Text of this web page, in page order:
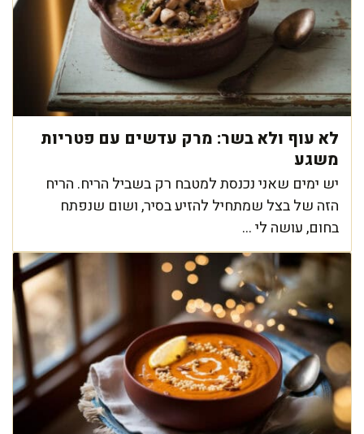
לא עוף ולא בשר: מרק עדשים עם פטריות
משגע
יש ימים שאני נכנסת למטבח רק בשביל הריח. הריח
הזה של בצל שמתחיל להזיע בסיר, ושום שנפתח
בחום, עושה לי ...